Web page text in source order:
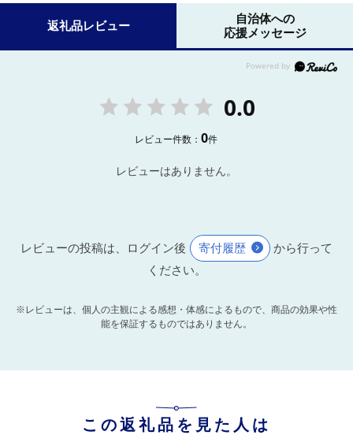
返礼品レビュー
自治体への
応援メッセージ
0.0
レビュー件数：0件
レビューはありません。
レビューの投稿は、ログイン後 寄付履歴
から行って
ください。
※レビューは、個人の主観による感想・体感によるもので、商品の効果や性
能を保証するものではありません。
この返礼品を見た人は